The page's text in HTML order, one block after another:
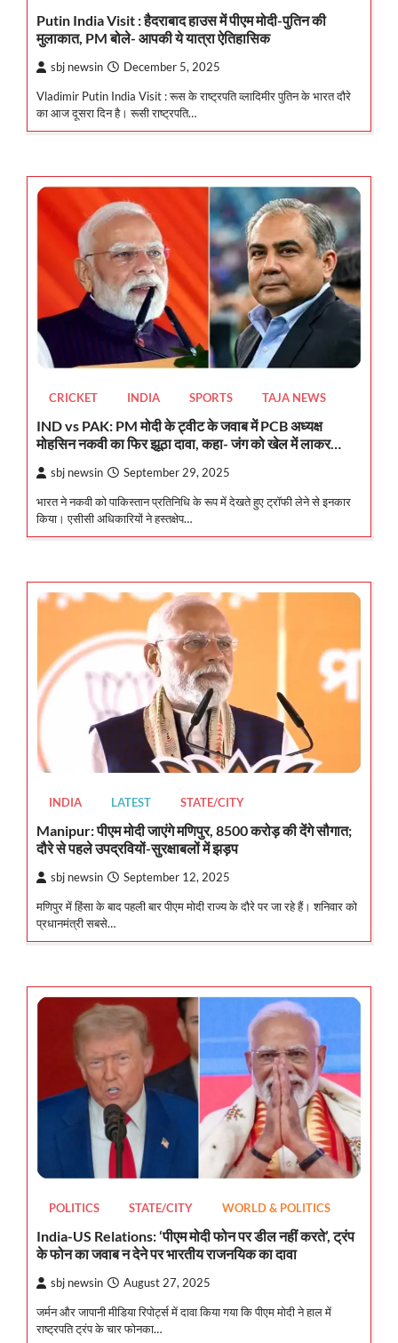
Putin India Visit : हैदराबाद हाउस में पीएम मोदी-पुतिन की
मुलाकात, PM बोले- आपकी ये यात्रा ऐतिहासिक
sbj newsin December 5, 2025
Vladimir Putin India Visit : रूस के राष्ट्रपति व्लादिमीर पुतिन के भारत दौरे
का आज दूसरा दिन है। रूसी राष्ट्रपति…
CRICKET INDIA SPORTS TAJA NEWS
IND vs PAK: PM मोदी के ट्वीट के जवाब में PCB अध्यक्ष
मोहसिन नकवी का फिर झूठा दावा, कहा- जंग को खेल में लाकर…
sbj newsin September 29, 2025
भारत ने नकवी को पाकिस्तान प्रतिनिधि के रूप में देखते हुए ट्रॉफी लेने से इनकार
किया। एसीसी अधिकारियों ने हस्तक्षेप…
INDIA LATEST STATE/CITY
Manipur: पीएम मोदी जाएंगे मणिपुर, 8500 करोड़ की देंगे सौगात;
दौरे से पहले उपद्रवियों-सुरक्षाबलों में झड़प
sbj newsin September 12, 2025
मणिपुर में हिंसा के बाद पहली बार पीएम मोदी राज्य के दौरे पर जा रहे हैं। शनिवार को
प्रधानमंत्री सबसे…
POLITICS STATE/CITY WORLD & POLITICS
India-US Relations: ‘पीएम मोदी फोन पर डील नहीं करते’, ट्रंप
के फोन का जवाब न देने पर भारतीय राजनयिक का दावा
sbj newsin August 27, 2025
जर्मन और जापानी मीडिया रिपोर्ट्स में दावा किया गया कि पीएम मोदी ने हाल में
राष्ट्रपति ट्रंप के चार फोनका…